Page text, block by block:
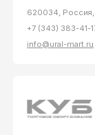
620034, Россия,
+7 (343) 383-41-
info@ural-mart.ru